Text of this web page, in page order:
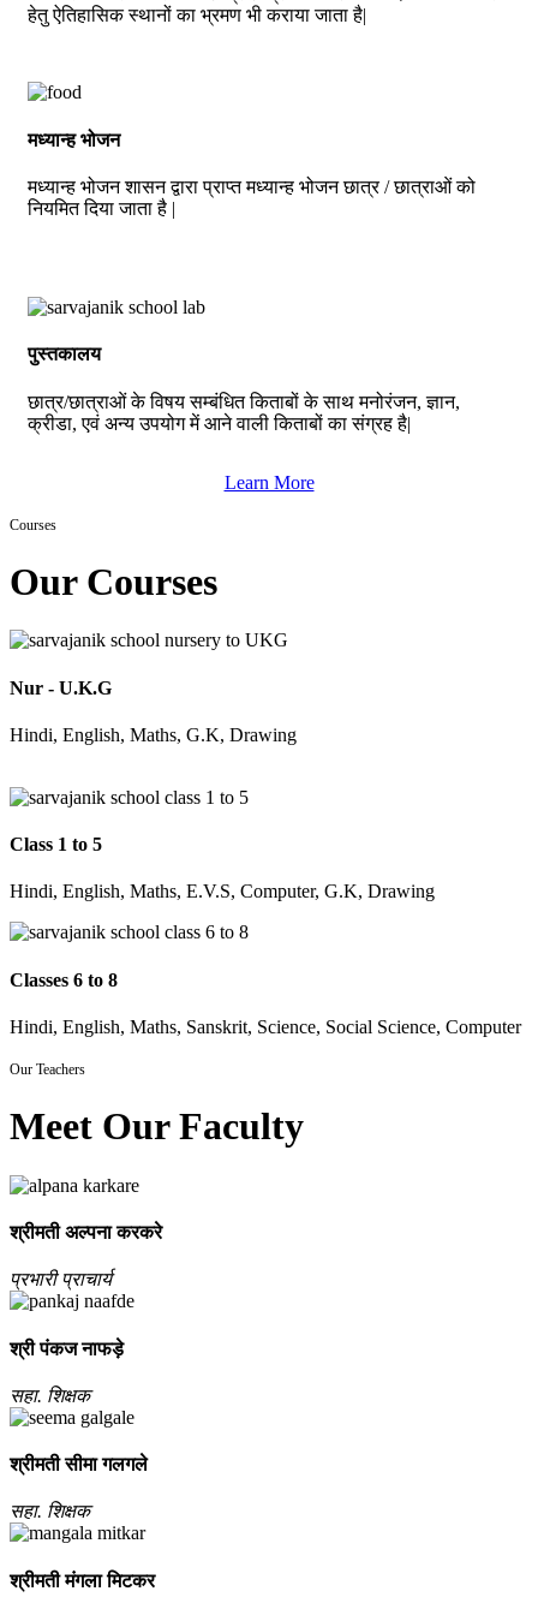
हेतु ऐतिहासिक स्थानों का भ्रमण भी कराया जाता है|
मध्यान्ह भोजन
मध्यान्ह भोजन शासन द्वारा प्राप्त मध्यान्ह भोजन छात्र / छात्राओं को
नियमित दिया जाता है |
पुस्तकालय
छात्र/छात्राओं के विषय सम्बंधित किताबों के साथ मनोरंजन, ज्ञान,
क्रीडा, एवं अन्य उपयोग में आने वाली किताबों का संग्रह है|
Learn More
Courses
Our Courses
Nur - U.K.G
Hindi, English, Maths, G.K, Drawing
Class 1 to 5
Hindi, English, Maths, E.V.S, Computer, G.K, Drawing
Classes 6 to 8
Hindi, English, Maths, Sanskrit, Science, Social Science, Computer
Our Teachers
Meet Our Faculty
श्रीमती अल्‍पना करकरे
प्रभारी प्राचार्य
श्री पंकज नाफड़े
सहा. शिक्षक
श्रीमती सीमा गलगले
सहा. शिक्षक
श्रीमती मंगला मिटकर